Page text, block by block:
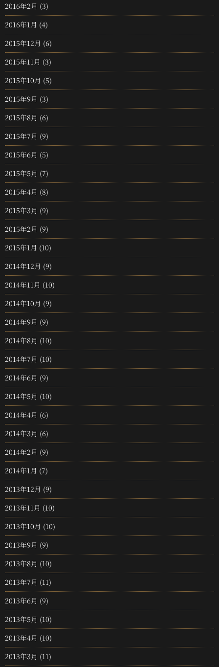
2016年2月 (3)
2016年1月 (4)
2015年12月 (6)
2015年11月 (3)
2015年10月 (5)
2015年9月 (3)
2015年8月 (6)
2015年7月 (9)
2015年6月 (5)
2015年5月 (7)
2015年4月 (8)
2015年3月 (9)
2015年2月 (9)
2015年1月 (10)
2014年12月 (9)
2014年11月 (10)
2014年10月 (9)
2014年9月 (9)
2014年8月 (10)
2014年7月 (10)
2014年6月 (9)
2014年5月 (10)
2014年4月 (6)
2014年3月 (6)
2014年2月 (9)
2014年1月 (7)
2013年12月 (9)
2013年11月 (10)
2013年10月 (10)
2013年9月 (9)
2013年8月 (10)
2013年7月 (11)
2013年6月 (9)
2013年5月 (10)
2013年4月 (10)
2013年3月 (11)